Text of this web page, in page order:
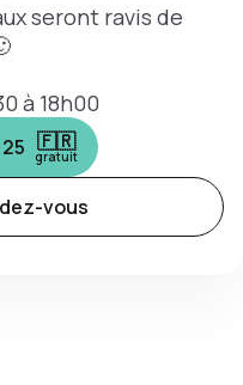
seront ravis de
à 18h00
🇫🇷
gratuit
vous